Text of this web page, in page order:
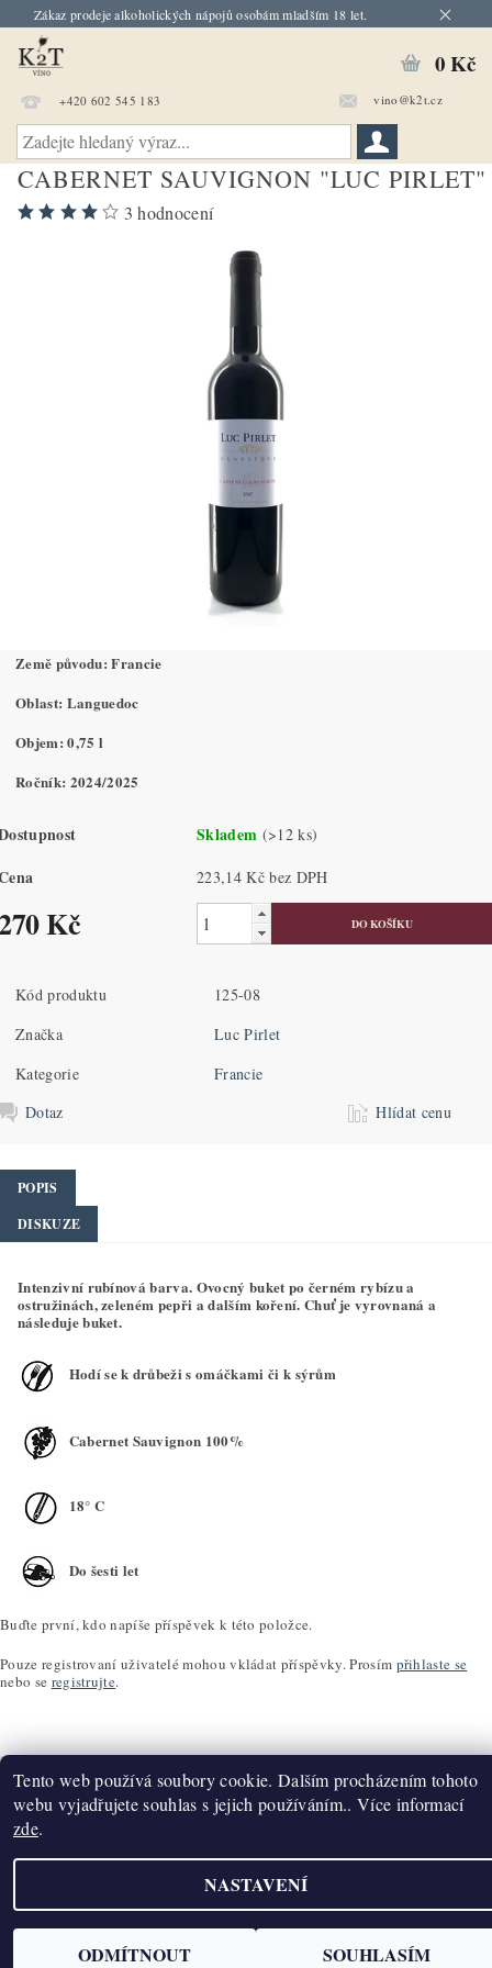
Zákaz prodeje alkoholických nápojů osobám mladším 18 let.
+420 602 545 183 vino@k2t.cz
0 Kč
CABERNET SAUVIGNON "LUC PIRLET"
3 hodnocení
Země původu: Francie
Oblast: Languedoc
Objem: 0,75 l
Ročník: 2024/2025
Skladem (>12 ks)
223,14 Kč bez DPH
Kč
Kód produktu
125-08
Značka
Luc Pirlet
Kategorie
Francie
Dotaz
Hlídat cenu
POPIS
DISKUZE
Intenzivní rubínová barva. Ovocný buket po černém rybízu a
ostružinách, zeleném pepři a dalším koření. Chuť je vyrovnaná a
následuje buket.
Hodí se k drůbeži s omáčkami či k sýrům
Cabernet Sauvignon 100%
18° C
Do šesti let
Buďte první, kdo napíše příspěvek k této položce.
Pouze registrovaní uživatelé mohou vkládat příspěvky. Prosím přihlaste se
nebo se registrujte.
Vytvořil Shoptet
Tento web používá soubory cookie. Dalším procházením tohoto
webu vyjadřujete souhlas s jejich používáním.. Více informací
zde.
NASTAVENÍ
ODMÍTNOUT SOUHLASÍM